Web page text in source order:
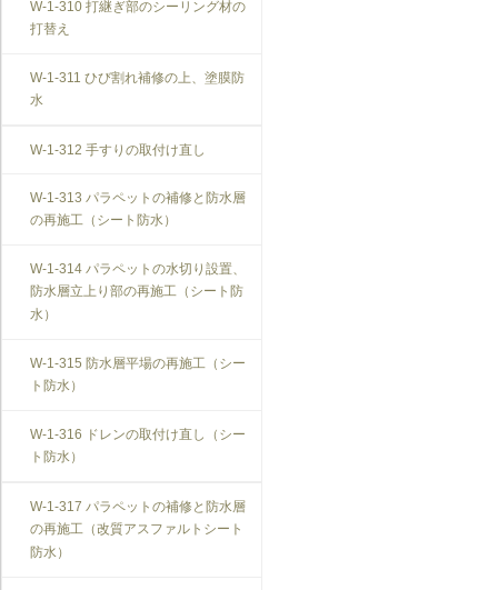
W-1-310 打継ぎ部のシーリング材の
打替え
W-1-311 ひび割れ補修の上、塗膜防
水
W-1-312 手すりの取付け直し
W-1-313 パラペットの補修と防水層
の再施工（シート防水）
W-1-314 パラペットの水切り設置、
防水層立上り部の再施工（シート防
水）
W-1-315 防水層平場の再施工（シー
ト防水）
W-1-316 ドレンの取付け直し（シー
ト防水）
W-1-317 パラペットの補修と防水層
の再施工（改質アスファルトシート
防水）